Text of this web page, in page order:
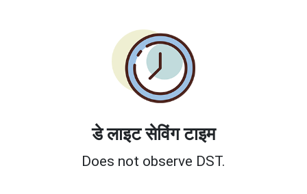
डे लाइट सेविंग टाइम
Does not observe DST.